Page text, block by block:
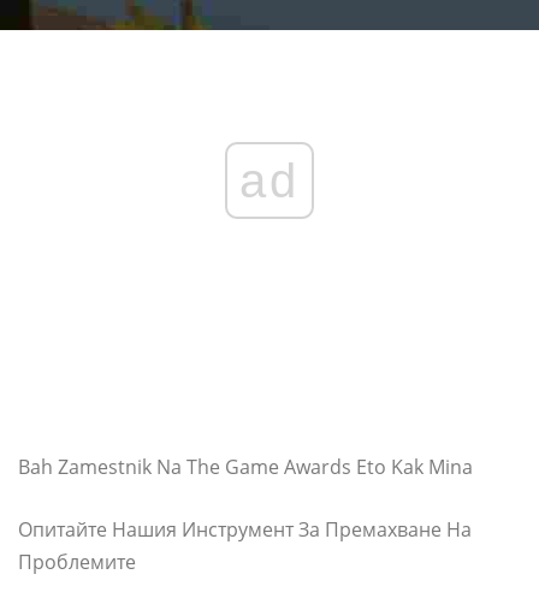
ad
Bah Zamestnik Na The Game Awards Eto Kak Mina
Опитайте Нашия Инструмент За Премахване На
Проблемите